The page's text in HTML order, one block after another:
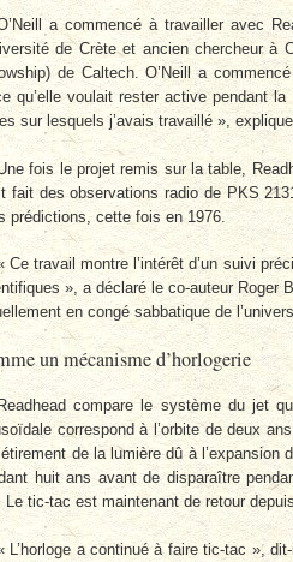
a commencé à travailler avec
de Crète et ancien chercheur à
de Caltech. O’Neill a
qu’elle voulait rester active pendant
sur lesquels j’avais travaillé »,
fois le projet remis sur la table,
fait des observations radio de PKS
prédictions, cette fois en 1976.
Ce travail montre l’intérêt d’un suivi
», a déclaré le co-auteur Roger
en congé sabbatique de
un mécanisme d’horlogerie
Readhead compare le système du jet
correspond à l’orbite de deux
de la lumière dû à
huit ans avant de disparaître
Le tic-tac est maintenant de retour
L’horloge a continué à faire tic-tac »,